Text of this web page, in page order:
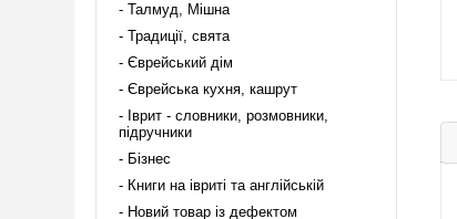
Талмуд, Мішна
Традиції, свята
Єврейський дім
Єврейська кухня, кашрут
Іврит - словники, розмовники,
підручники
Бізнес
Книги на івриті та англійській
Новий товар із дефектом